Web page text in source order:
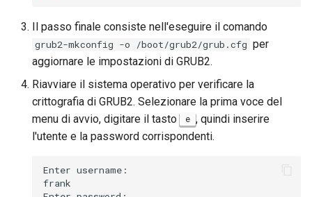
Il passo finale consiste nell'eseguire il comando
grub2-mkconfig -o /boot/grub2/grub.cfg per
aggiornare le impostazioni di GRUB2.
Riavviare il sistema operativo per verificare la
crittografia di GRUB2. Selezionare la prima voce del
menu di avvio, digitare il tasto
e , quindi inserire
l'utente e la password corrispondenti.
Enter username:
frank